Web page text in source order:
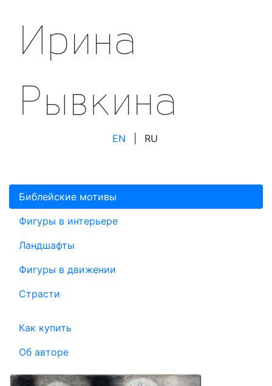
Ирина
Рывкина
EN RU
Библейские мотивы
Фигуры в интерьере
Ландшафты
Фигуры в движении
Страсти
Как купить
Об авторе